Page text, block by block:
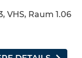
VHS, Raum 1.06